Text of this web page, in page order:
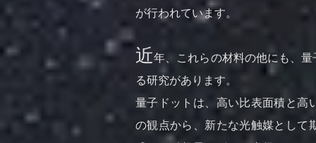
が行われています。
近年、これらの材料の他にも、
る研究があります。
量子ドットは、高い比表面積と高
の観点から、新たな光触媒として